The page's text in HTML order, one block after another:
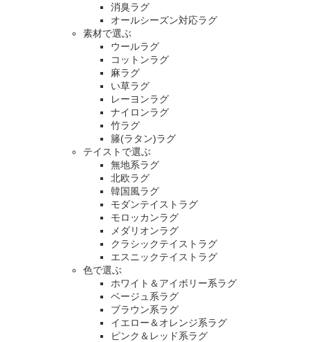
消臭ラグ
オールシーズン対応ラグ
素材で選ぶ
ウールラグ
コットンラグ
麻ラグ
い草ラグ
レーヨンラグ
ナイロンラグ
竹ラグ
籐(ラタン)ラグ
テイストで選ぶ
無地系ラグ
北欧ラグ
韓国風ラグ
モダンテイストラグ
モロッカンラグ
メダリオンラグ
クラシックテイストラグ
エスニックテイストラグ
色で選ぶ
ホワイト＆アイボリー系ラグ
ベージュ系ラグ
ブラウン系ラグ
イエロー＆オレンジ系ラグ
ピンク＆レッド系ラグ